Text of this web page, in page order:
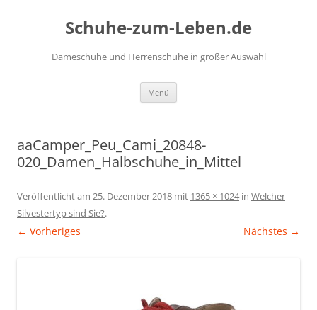
Schuhe-zum-Leben.de
Dameschuhe und Herrenschuhe in großer Auswahl
Menü
aaCamper_Peu_Cami_20848-
020_Damen_Halbschuhe_in_Mittel
Veröffentlicht am 25. Dezember 2018 mit 1365 × 1024in Welcher
Silvestertyp sind Sie?.
← Vorheriges Nächstes →